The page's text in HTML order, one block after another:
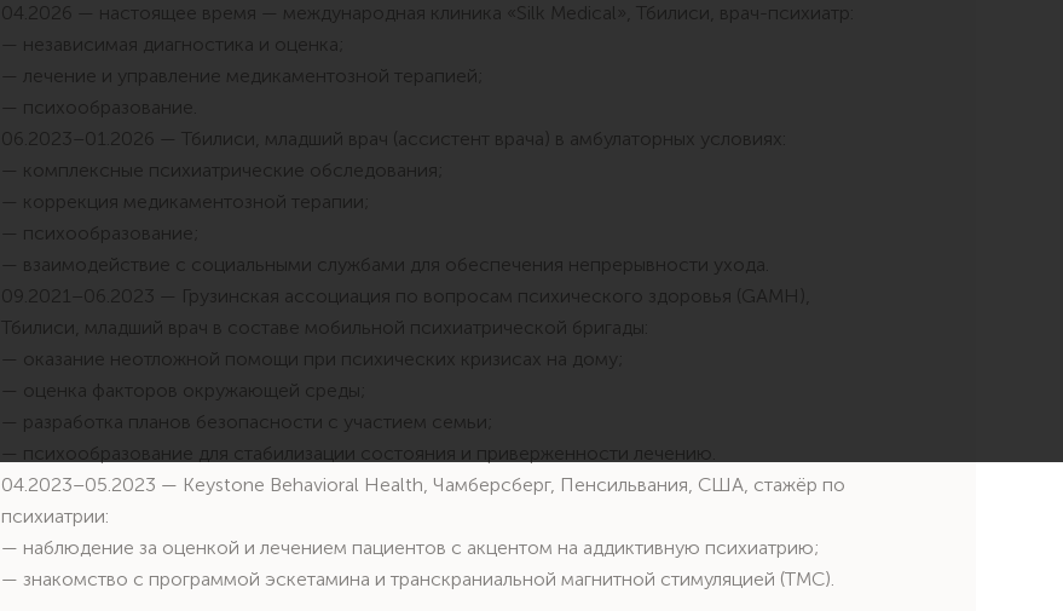
04.2026 — настоящее время — международная клиника «Silk Medical», Тбилиси, врач-психиатр:
— независимая диагностика и оценка;
— лечение и управление медикаментозной терапией;
— психообразование.
06.2023–01.2026 — Тбилиси, младший врач (ассистент врача) в амбулаторных условиях:
— комплексные психиатрические обследования;
— коррекция медикаментозной терапии;
— психообразование;
— взаимодействие с социальными службами для обеспечения непрерывности ухода.
09.2021–06.2023 — Грузинская ассоциация по вопросам психического здоровья (GAMH),
Тбилиси, младший врач в составе мобильной психиатрической бригады:
— оказание неотложной помощи при психических кризисах на дому;
— оценка факторов окружающей среды;
— разработка планов безопасности с участием семьи;
— психообразование для стабилизации состояния и приверженности лечению.
04.2023–05.2023 — Keystone Behavioral Health, Чамберсберг, Пенсильвания, США, стажёр по
психиатрии:
— наблюдение за оценкой и лечением пациентов с акцентом на аддиктивную психиатрию;
— знакомство с программой эскетамина и транскраниальной магнитной стимуляцией (ТМС).